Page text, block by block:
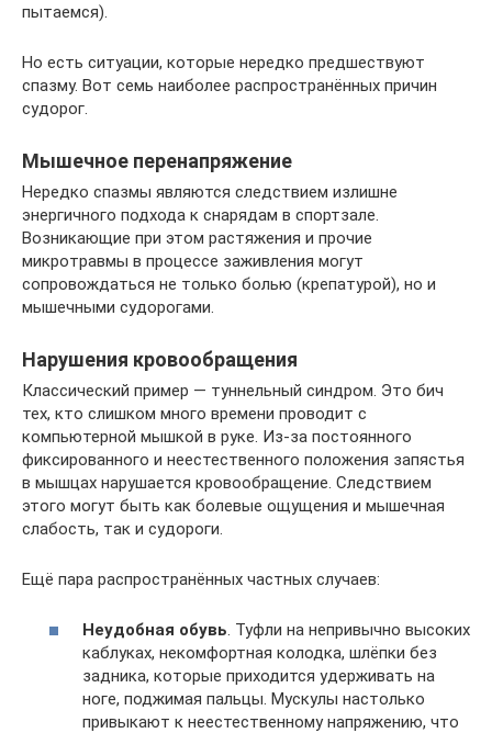
пытаемся).
Но есть ситуации, которые нередко предшествуют
спазму. Вот семь наиболее распространённых причин
судорог.
Мышечное перенапряжение
Нередко спазмы являются следствием излишне
энергичного подхода к снарядам в спортзале.
Возникающие при этом растяжения и прочие
микротравмы в процессе заживления могут
сопровождаться не только болью (крепатурой), но и
мышечными судорогами.
Нарушения кровообращения
Классический пример — туннельный синдром. Это бич
тех, кто слишком много времени проводит с
компьютерной мышкой в руке. Из-за постоянного
фиксированного и неестественного положения запястья
в мышцах нарушается кровообращение. Следствием
этого могут быть как болевые ощущения и мышечная
слабость, так и судороги.
Ещё пара распространённых частных случаев:
Неудобная обувь. Туфли на непривычно высоких
каблуках, некомфортная колодка, шлёпки без
задника, которые приходится удерживать на
ноге, поджимая пальцы. Мускулы настолько
привыкают к неестественному напряжению, что